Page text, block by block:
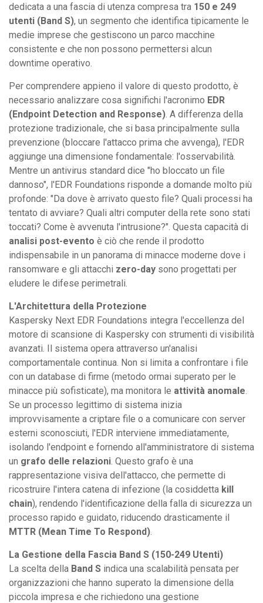
dedicata a una fascia di utenza compresa tra 150 e 249
utenti (Band S), un segmento che identifica tipicamente le
medie imprese che gestiscono un parco macchine
consistente e che non possono permettersi alcun
downtime operativo.
Per comprendere appieno il valore di questo prodotto, è
necessario analizzare cosa significhi l'acronimo EDR
(Endpoint Detection and Response). A differenza della
protezione tradizionale, che si basa principalmente sulla
prevenzione (bloccare l'attacco prima che avvenga), l'EDR
aggiunge una dimensione fondamentale: l'osservabilità.
Mentre un antivirus standard dice "ho bloccato un file
dannoso", l'EDR Foundations risponde a domande molto più
profonde: "Da dove è arrivato questo file? Quali processi ha
tentato di avviare? Quali altri computer della rete sono stati
toccati? Come è avvenuta l'intrusione?". Questa capacità di
analisi post-evento è ciò che rende il prodotto
indispensabile in un panorama di minacce moderne dove i
ransomware e gli attacchi zero-day sono progettati per
eludere le difese perimetrali.
L'Architettura della Protezione
Kaspersky Next EDR Foundations integra l'eccellenza del
motore di scansione di Kaspersky con strumenti di visibilità
avanzati. Il sistema opera attraverso un'analisi
comportamentale continua. Non si limita a confrontare i file
con un database di firme (metodo ormai superato per le
minacce più sofisticate), ma monitora le attività anomale.
Se un processo legittimo di sistema inizia
improvvisamente a criptare file o a comunicare con server
esterni sconosciuti, l'EDR interviene immediatamente,
isolando l'endpoint e fornendo all'amministratore di sistema
un grafo delle relazioni. Questo grafo è una
rappresentazione visiva dell'attacco, che permette di
ricostruire l'intera catena di infezione (la cosiddetta kill
chain), rendendo l'identificazione della falla di sicurezza un
processo rapido e guidato, riducendo drasticamente il
MTTR (Mean Time To Respond).
La Gestione della Fascia Band S (150-249 Utenti)
La scelta della Band S indica una scalabilità pensata per
organizzazioni che hanno superato la dimensione della
piccola impresa e che richiedono una gestione